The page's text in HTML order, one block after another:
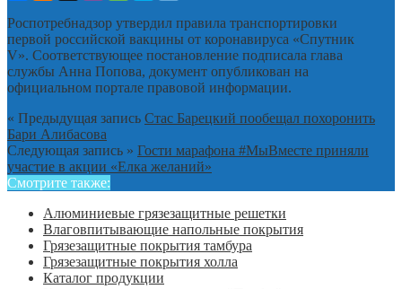
Роспотребнадзор утвердил правила транспортировки
первой российской вакцины от коронавируса «Спутник
V». Соответствующее постановление подписала глава
службы Анна Попова, документ опубликован на
официальном портале правовой информации.
« Предыдущая запись Стас Барецкий пообещал похоронить
Бари Алибасова
Следующая запись » Гости марафона #МыВместе приняли
участие в акции «Елка желаний»
Смотрите также:
Алюминиевые грязезащитные решетки
Влаговпитывающие напольные покрытия
Грязезащитные покрытия тамбура
Грязезащитные покрытия холла
Каталог продукции